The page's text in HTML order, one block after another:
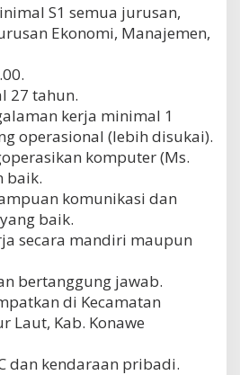
S1 semua jurusan,
Ekonomi, Manajemen,
27 tahun.
kerja minimal 1
operasional (lebih disukai).
komputer (Ms.
baik.
komunikasi dan
baik.
secara mandiri maupun
bertanggung jawab.
di Kecamatan
Laut, Kab. Konawe
dan kendaraan pribadi.